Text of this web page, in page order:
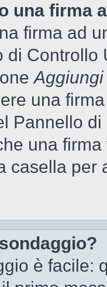
una firma
firma ad
di Controllo
una
Pannello
una
casella per
è facile: